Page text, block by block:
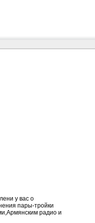
у вас о
пары-тройки
радио и